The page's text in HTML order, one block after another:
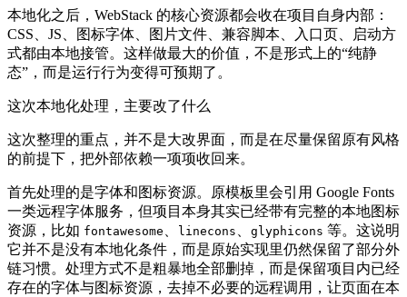
本地化之后，WebStack 的核心资源都会收在项目自身内部：
CSS、JS、图标字体、图片文件、兼容脚本、入口页、启动方
式都由本地接管。这样做最大的价值，不是形式上的“纯静
态”，而是运行行为变得可预期了。
这次本地化处理，主要改了什么
这次整理的重点，并不是大改界面，而是在尽量保留原有风格
的前提下，把外部依赖一项项收回来。
首先处理的是字体和图标资源。原模板里会引用 Google Fonts
一类远程字体服务，但项目本身其实已经带有完整的本地图标
资源，比如 fontawesome linecons glyphicons 等。这说明
它并不是没有本地化条件，而是原始实现里仍然保留了部分外
链习惯。处理方式不是粗暴地全部删掉，而是保留项目内已经
存在的字体与图标资源，去掉不必要的远程调用，让页面在本